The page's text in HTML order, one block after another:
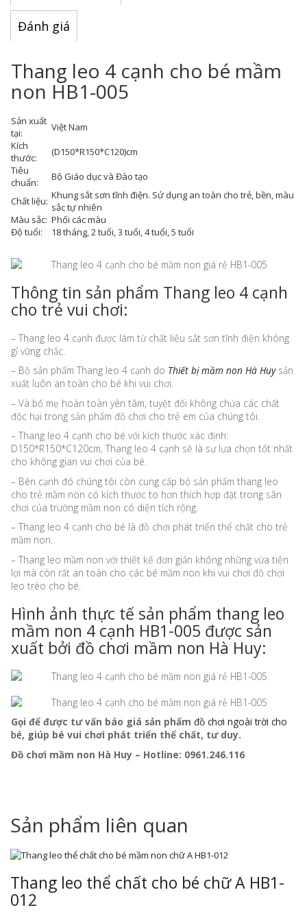
Đánh giá
Thang leo 4 cạnh cho bé mầm
non HB1-005
Sản xuất
tại:
Việt Nam
Kích
thước:
(D150*R150*C120)cm
Tiêu
chuẩn:
Bộ Giáo dục và Đào tạo
Chất liệu: Khung sắt sơn tĩnh điện. Sử dụng an toàn cho trẻ, bền, màu
sắc tự nhiên
Màu sắc: Phối các màu
Độ tuổi:
18 tháng, 2 tuổi, 3 tuổi, 4 tuổi, 5 tuổi
Thông tin sản phẩm Thang leo 4 cạnh
cho trẻ vui chơi:
– Thang leo 4 cạnh được làm từ chất liệu sắt sơn tĩnh điện không
gỉ vững chắc.
– Bộ sản phẩm Thang leo 4 cạnh do Thiết bị mầm non Hà Huysản
xuất luôn an toàn cho bé khi vui chơi.
– Và bố mẹ hoàn toàn yên tâm, tuyệt đối không chứa các chất
độc hại trong sản phẩm đồ chơi cho trẻ em của chúng tôi.
– Thang leo 4 cạnh cho bé với kích thước xác định:
D150*R150*C120cm, Thang leo 4 cạnh sẽ là sự lựa chọn tốt nhất
cho không gian vui chơi của bé.
– Bên cạnh đó chúng tôi còn cung cấp bộ sản phẩm thang leo
cho trẻ mầm non có kích thước to hơn thích hợp đặt trong sân
chơi của trường mầm non có diện tích rộng.
– Thang leo 4 cạnh cho bé là đồ chơi phát triển thể chất cho trẻ
mầm non.
– Thang leo mầm non với thiết kế đơn giản không những vừa tiện
lợi mà còn rất an toàn cho các bé mầm non khi vui chơi đồ chơi
leo trèo cho bé.
Hình ảnh thực tế sản phẩm thang leo
mầm non 4 cạnh HB1-005 được sản
xuất bởi đồ chơi mầm non Hà Huy:
Gọi để được tư vấn báo giá sản phẩm đồ chơi ngoài trời cho
bé, giúp bé vui chơi phát triển thể chất, tư duy.
Đồ chơi mầm non Hà Huy – Hotline: 0961.246.116
Sản phẩm liên quan
Thang leo thể chất cho bé chữ A HB1-
012